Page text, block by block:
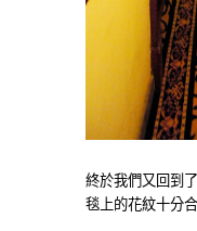
終於我們又回到
毯上的花紋十分